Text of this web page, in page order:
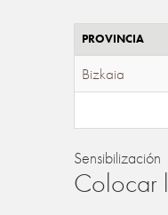
PROVINCIA
Bizkaia
Sensibilización
Colocar